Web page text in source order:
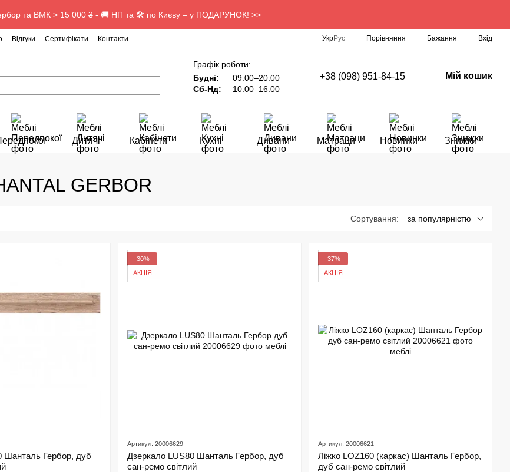
та ВМК > 15 000 ₴ - 🚚 НП та 🛠️ по Києву – у ПОДАРУНОК! >>
Відгуки Сертифікати Контакти УкрРус Порівняння Бажання Вхід
Графік роботи:
Будні:
09:00–20:00
Сб-Нд:
10:00–16:00
+38 (098) 951-84-15 Мій кошик
Дитячі Кабінети Кухні Дивани Матраци Новинки Знижки
GERBOR
Сортування: за популярністю
Шанталь Гербор, дуб
−30%
АКЦІЯ
Артикул: 20006629
Дзеркало LUS80 Шанталь Гербор, дуб
сан-ремо світлий
−37%
АКЦІЯ
Артикул: 20006621
Ліжко LOZ160 (каркас) Шанталь Гербор,
дуб сан-ремо світлий